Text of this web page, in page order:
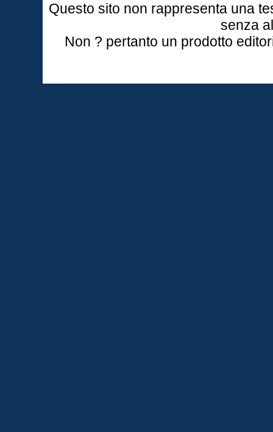
Questo sito non rappresenta una
senza
Non ? pertanto un prodotto